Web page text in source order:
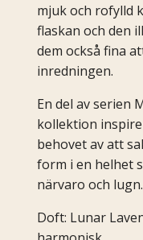
mjuk och rofylld
flaskan och den
dem också fina
inredningen.
En del av serien
kollektion
behovet av att
form i en helhet
närvaro och lugn.
Doft: Lunar